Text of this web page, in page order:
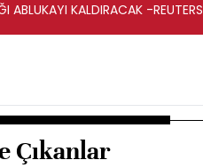
ABLUKAYI KALDIRACAK -REUTERS
Çıkanlar